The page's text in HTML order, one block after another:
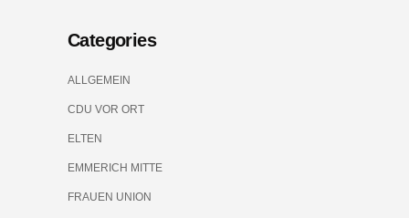
Categories
ALLGEMEIN
CDU VOR ORT
ELTEN
EMMERICH MITTE
FRAUEN UNION